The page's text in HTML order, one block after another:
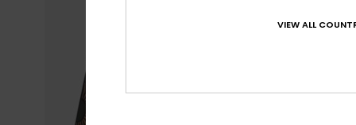
VIEW ALL